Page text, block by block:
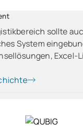
sollte
System
Excel-
war eine EDI-